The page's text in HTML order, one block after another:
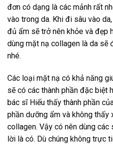
đơn có dạng là các mảnh rất
vào trong da. Khi đi sâu vào
đủ ẩm sẽ trở nên khỏe và đẹp
dùng mặt nạ collagen là da sẽ
nhé.
Các loại mặt nạ có khả năng
sẽ có các thành phần đặc biệt
bác sĩ Hiếu thấy thành phần
phần dưỡng ẩm và không thấy
collagen. Vậy có nên dùng các
lời là có. Dù chúng không trực